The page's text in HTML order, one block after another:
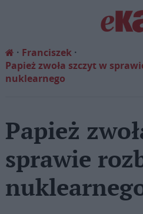
Franciszek
Papież zwoła szczyt w
nuklearnego
Papież
sprawie